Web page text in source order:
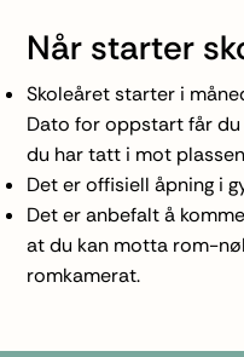
Når starter
Skoleåret starter i
Dato for oppstart får
du har tatt i mot
Det er offisiell åpning i
Det er anbefalt å
at du kan motta rom-
romkamerat.